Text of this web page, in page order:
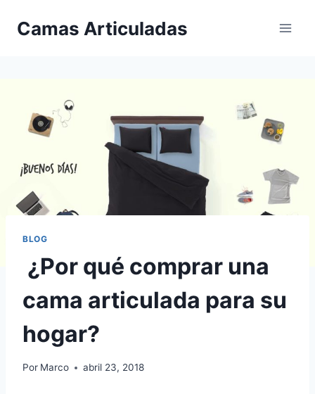
Camas Articuladas
BLOG
¿Por qué comprar una
cama articulada para su
hogar?
Por Marco abril 23, 2018